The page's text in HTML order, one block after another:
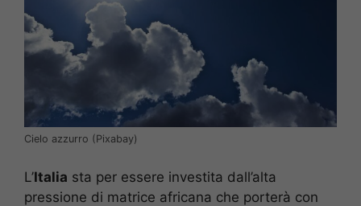
Cielo azzurro (Pixabay)
L’Italia sta per essere investita dall’alta
pressione di matrice africana che porterà con